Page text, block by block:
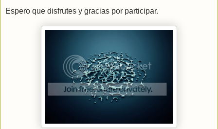
Espero que disfrutes y gracias por participar.